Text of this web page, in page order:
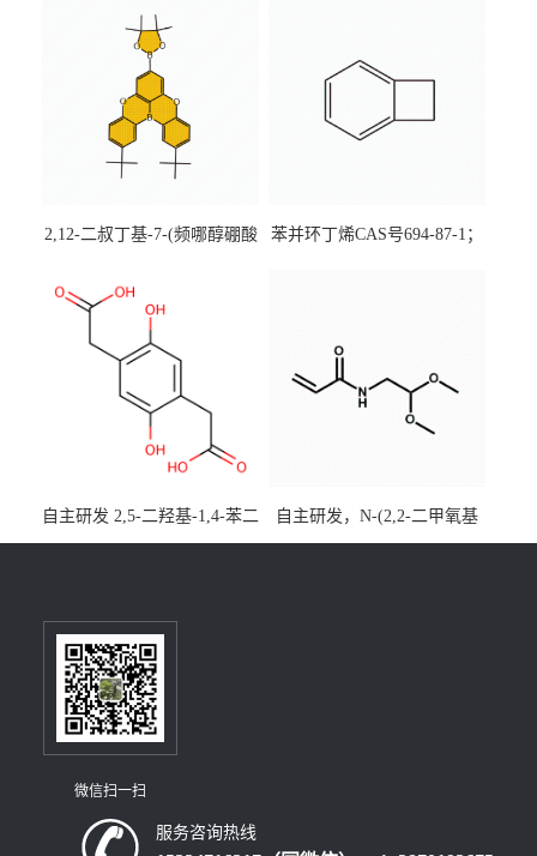
2,12-二叔丁基-7-(频哪醇硼酸
[3,2,1-de]蒽CAS号2648896-
装，实验室现货直发
苯并环丁烯CAS号694-87-1；
自主研发 2,5-二羟基-1,4-苯二
乙酸CAS号5488-16-4；公斤
百公斤级可供应
自主研发，N-(2,2-二甲氧基
乙基)丙烯酰胺CAS号49707-
微信扫一扫
服务咨询热线